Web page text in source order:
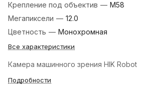
Крепление под объектив — M58
Мегапиксели — 12.0
Цветность — Монохромная
Все характеристики
Камера машинного зрения HIK Robot
Подробности